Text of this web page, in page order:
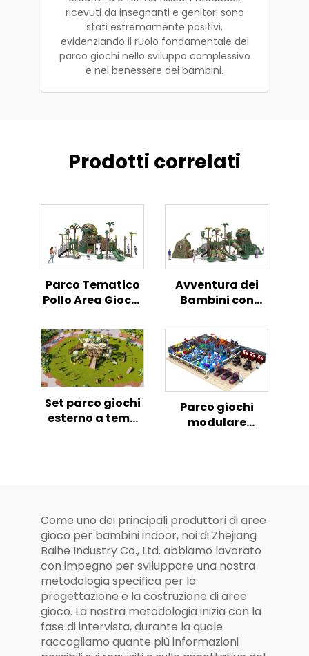
ricevuti da insegnanti e genitori sono
stati estremamente positivi,
evidenziando il ruolo fondamentale del
parco giochi nello sviluppo complessivo
e nel benessere dei bambini.
Prodotti correlati
Parco Tematico
Pollo Area Giochi
Bambini
Avventura dei
Bambini con
Giochi All'aperto
Set parco giochi
esterno a tema
Parco giochi
modulare
complete
Come uno dei principali produttori di aree
gioco per bambini indoor, noi di Zhejiang
Baihe Industry Co., Ltd. abbiamo lavorato
con impegno per sviluppare una nostra
metodologia specifica per la
progettazione e la costruzione di aree
gioco. La nostra metodologia inizia con la
fase di intervista, durante la quale
raccogliamo quante più informazioni